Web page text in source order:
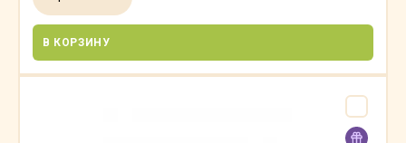
В КОРЗИНУ